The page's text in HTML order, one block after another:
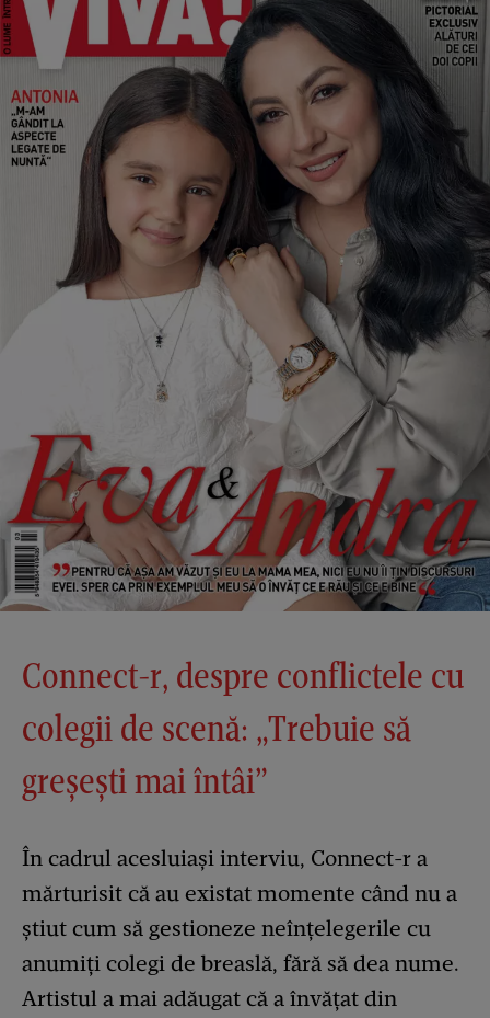
Connect-r, despre conflictele cu
colegii de scenă: „Trebuie să
greșești mai întâi”
În cadrul acesluiași interviu, Connect-r a
mărturisit că au existat momente când nu a
știut cum să gestioneze neînțelegerile cu
anumiți colegi de breaslă, fără să dea nume.
Artistul a mai adăugat că a învățat din